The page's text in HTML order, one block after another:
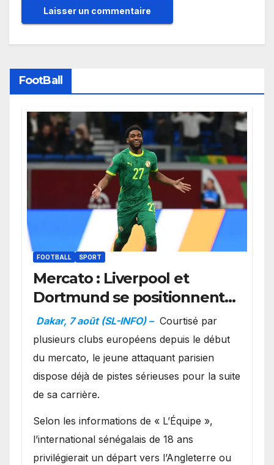
FootBall
FOOTBALL SPORT
Mercato : Liverpool et
Dortmund se positionnent
en favoris pour recruter
Ibrahim Mbaye
Dakar, 7 août (SL-INFO) – Courtisé par
plusieurs clubs européens depuis le début
du mercato, le jeune attaquant parisien
dispose déjà de pistes sérieuses pour la suite
de sa carrière.
Selon les informations de « L’Équipe »,
l’international sénégalais de 18 ans
privilégierait un départ vers l’Angleterre ou